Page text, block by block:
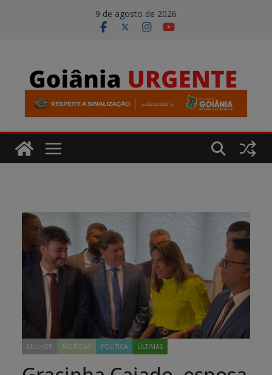
9 de agosto de 2026
MULHER NOTÍCIAS POLÍTICA ÚLTIMAS
modal-check